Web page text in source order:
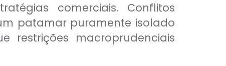
comerciais. Conflitos
patamar puramente isolado
restrições macroprudenciais